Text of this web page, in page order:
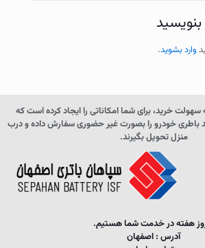
وارد بشوید.
خرید، برای شما امکاناتی را ایجاد کرده است که
باطری خودرو را بصورت غیر حضوری سفارش داده و درب
منزل تحویل بگیرند.
آدرس : اصفهان